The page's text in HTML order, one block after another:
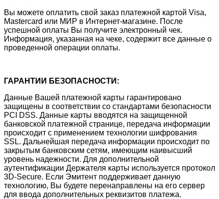
Вы можете оплатить свой заказ платежной картой Visa,
Mastercard или МИР в Интернет-магазине. После
успешной оплаты Вы получите электронный чек.
Информация, указанная на чеке, содержит все данные о
проведенной операции оплаты.
ГАРАНТИИ БЕЗОПАСНОСТИ:
Данные Вашей платежной карты гарантировано
защищены в соответствии со стандартами безопасности
PCI DSS. Данные карты вводятся на защищенной
банковской платежной странице, передача информации
происходит с применением технологии шифрования
SSL. Дальнейшая передача информации происходит по
закрытым банковским сетям, имеющим наивысший
уровень надежности. Для дополнительной
аутентификации Держателя карты используется протокол
3D-Secure. Если Эмитент поддерживает данную
технологию, Вы будете перенаправлены на его сервер
для ввода дополнительных реквизитов платежа.